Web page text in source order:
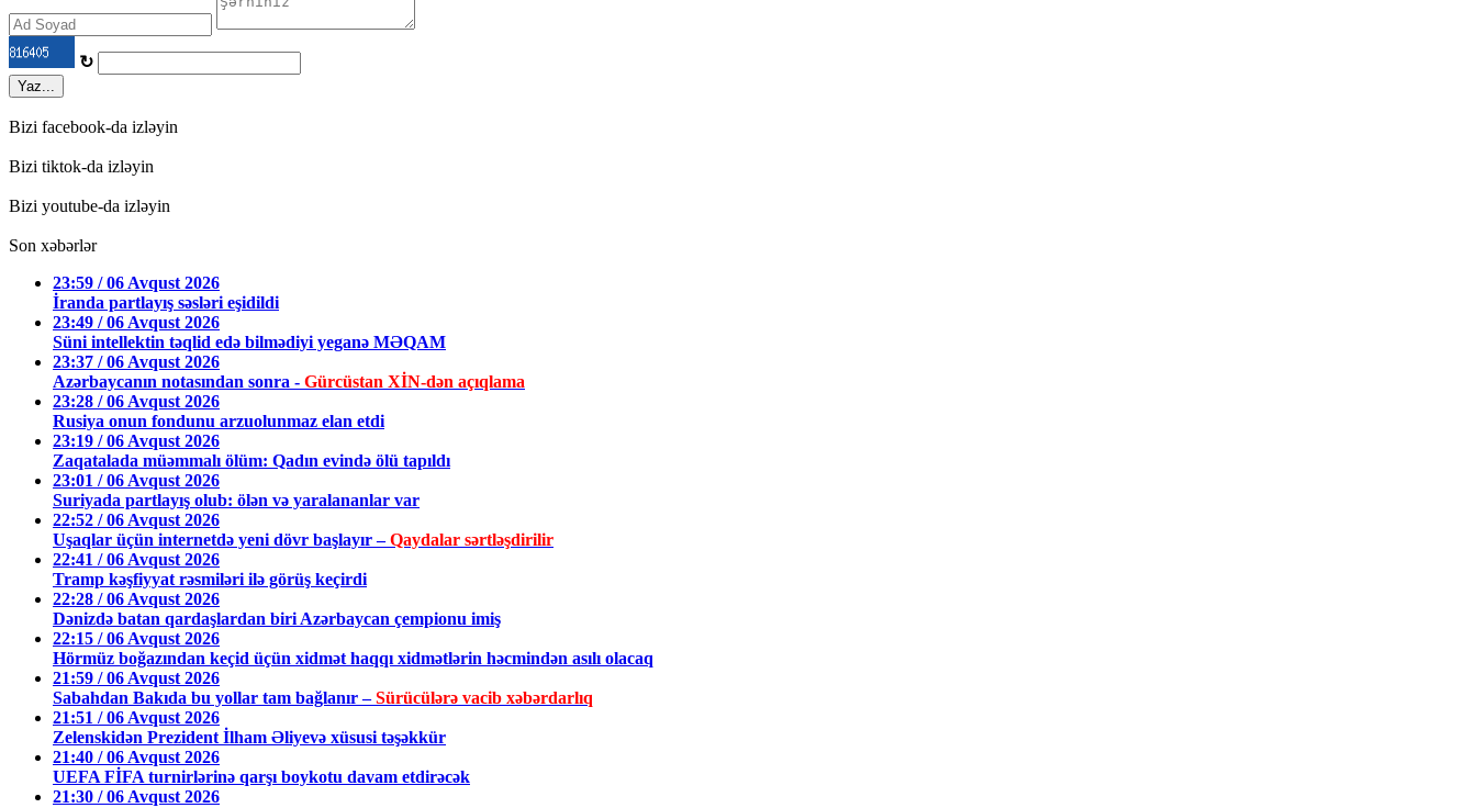
↻
Yaz...
Bizi facebook-da izləyin
Bizi tiktok-da izləyin
Bizi youtube-da izləyin
Son xəbərlər
23:59 / 06 Avqust 2026
İranda partlayış səsləri eşidildi
23:49 / 06 Avqust 2026
Süni intellektin təqlid edə bilmədiyi yeganə MƏQAM
23:37 / 06 Avqust 2026
Azərbaycanın notasından sonra - Gürcüstan XİN-dən açıqlama
23:28 / 06 Avqust 2026
Rusiya onun fondunu arzuolunmaz elan etdi
23:19 / 06 Avqust 2026
Zaqatalada müəmmalı ölüm: Qadın evində ölü tapıldı
23:01 / 06 Avqust 2026
Suriyada partlayış olub: ölən və yaralananlar var
22:52 / 06 Avqust 2026
Uşaqlar üçün internetdə yeni dövr başlayır –Qaydalar sərtləşdirilir
22:41 / 06 Avqust 2026
Tramp kəşfiyyat rəsmiləri ilə görüş keçirdi
22:28 / 06 Avqust 2026
Dənizdə batan qardaşlardan biri Azərbaycan çempionu imiş
22:15 / 06 Avqust 2026
Hörmüz boğazından keçid üçün xidmət haqqı xidmətlərin həcmindən asılı olacaq
21:59 / 06 Avqust 2026
Sabahdan Bakıda bu yollar tam bağlanır –Sürücülərə vacib xəbərdarlıq
21:51 / 06 Avqust 2026
Zelenskidən Prezident İlham Əliyevə xüsusi təşəkkür
21:40 / 06 Avqust 2026
UEFA FİFA turnirlərinə qarşı boykotu davam etdirəcək
21:30 / 06 Avqust 2026